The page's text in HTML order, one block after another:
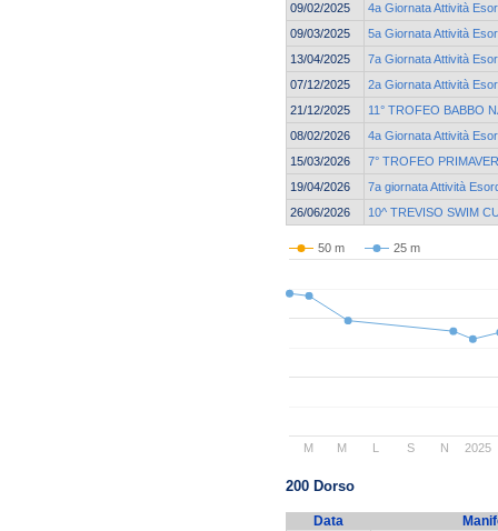
09/02/2025
4a Giornata Attività
09/03/2025
5a Giornata Attività
13/04/2025
7a Giornata Attività
07/12/2025
2a Giornata Attività
21/12/2025
11° TROFEO BABBO
08/02/2026
4a Giornata Attività
15/03/2026
7° TROFEO
19/04/2026
7a giornata Attività
26/06/2026
10^ TREVISO SWIM
50 m 25 m
2025
M M L S N
200 Dorso
Data